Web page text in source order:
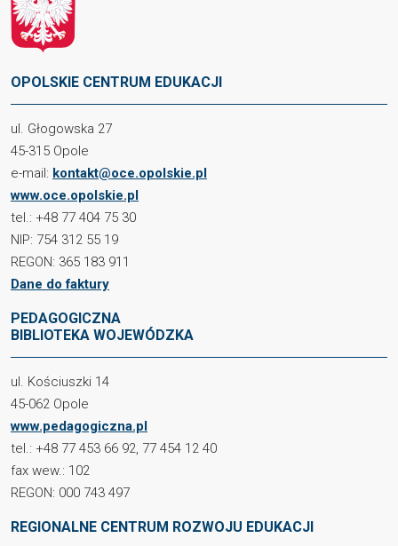
OPOLSKIE CENTRUM EDUKACJI
ul. Głogowska 27
45-315 Opole
e-mail: kontakt@oce.opolskie.pl
www.oce.opolskie.pl
tel.: +48 77 404 75 30
NIP: 754 312 55 19
REGON: 365 183 911
Dane do faktury
PEDAGOGICZNA
BIBLIOTEKA WOJEWÓDZKA
ul. Kościuszki 14
45-062 Opole
www.pedagogiczna.pl
tel.: +48 77 453 66 92, 77 454 12 40
fax wew.: 102
REGON: 000 743 497
REGIONALNE CENTRUM ROZWOJU EDUKACJI